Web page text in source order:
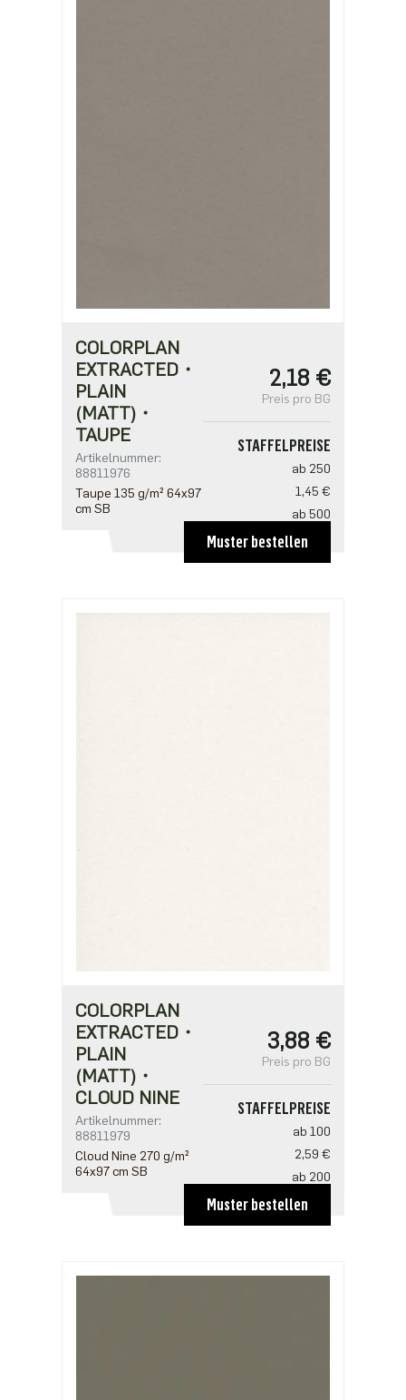
COLORPLAN
EXTRACTED・
PLAIN
(MATT)・
TAUPE
Artikelnummer:
88811976
Taupe 135 g/m² 64x97
cm SB
2,18 €
Preis pro BG
STAFFELPREISE
ab 250
1,45 €
ab 500
1,41 €
ab 1250
Muster bestellen
COLORPLAN
EXTRACTED・
PLAIN
(MATT)・
CLOUD NINE
Artikelnummer:
88811979
Cloud Nine 270 g/m²
64x97 cm SB
3,88 €
Preis pro BG
STAFFELPREISE
ab 100
2,59 €
ab 200
2,50 €
ab 500
Muster bestellen